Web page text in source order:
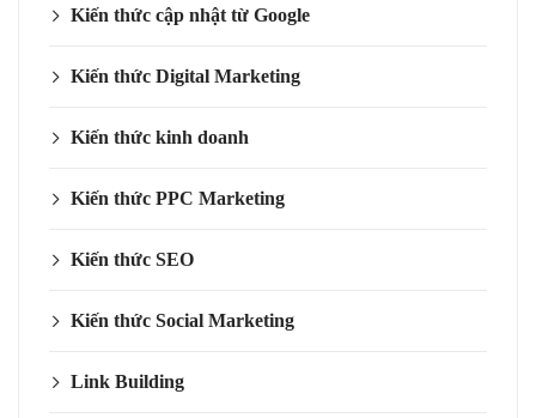
Kiến thức cập nhật từ Google
Kiến thức Digital Marketing
Kiến thức kinh doanh
Kiến thức PPC Marketing
Kiến thức SEO
Kiến thức Social Marketing
Link Building